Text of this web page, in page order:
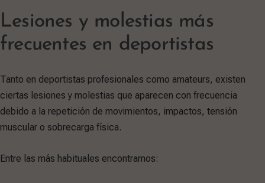
Lesiones y molestias más
frecuentes en deportistas
Tanto en deportistas profesionales como amateurs, existen
ciertas lesiones y molestias que aparecen con frecuencia
debido a la repetición de movimientos, impactos, tensión
muscular o sobrecarga física.
Entre las más habituales encontramos: